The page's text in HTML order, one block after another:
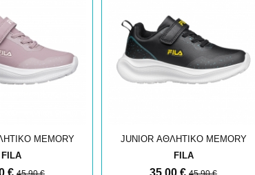
MEMORY
FAST
FILA
JUNIOR ΑΘΛΗΤΙΚΟ MEMORY
FAST
FILA